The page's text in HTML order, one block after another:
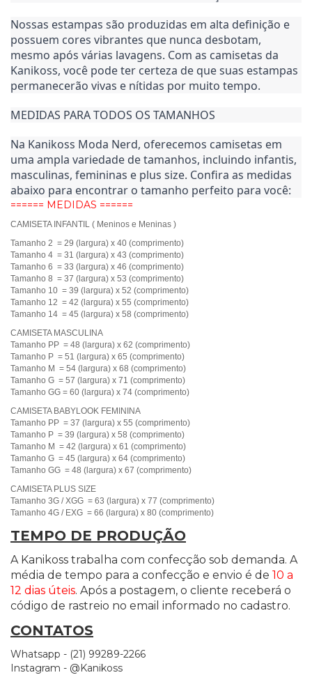
Nossas estampas são produzidas em alta definição e
possuem cores vibrantes que nunca desbotam,
mesmo após várias lavagens. Com as camisetas da
Kanikoss, você pode ter certeza de que suas estampas
permanecerão vivas e nítidas por muito tempo.
MEDIDAS PARA TODOS OS TAMANHOS
Na Kanikoss Moda Nerd, oferecemos camisetas em
uma ampla variedade de tamanhos, incluindo infantis,
masculinas, femininas e plus size. Confira as medidas
abaixo para encontrar o tamanho perfeito para você:
====== MEDIDAS ======
CAMISETA INFANTIL ( Meninos e Meninas )
Tamanho 2 = 29 (largura) x 40 (comprimento)
Tamanho 4 = 31 (largura) x 43 (comprimento)
Tamanho 6 = 33 (largura) x 46 (comprimento)
Tamanho 8 = 37 (largura) x 53 (comprimento)
Tamanho 10 = 39 (largura) x 52 (comprimento)
Tamanho 12 = 42 (largura) x 55 (comprimento)
Tamanho 14 = 45 (largura) x 58 (comprimento)
CAMISETA MASCULINA
Tamanho PP = 48 (largura) x 62 (comprimento)
Tamanho P = 51 (largura) x 65 (comprimento)
Tamanho M = 54 (largura) x 68 (comprimento)
Tamanho G = 57 (largura) x 71 (comprimento)
Tamanho GG = 60 (largura) x 74 (comprimento)
CAMISETA BABYLOOK FEMININA
Tamanho PP = 37 (largura) x 55 (comprimento)
Tamanho P = 39 (largura) x 58 (comprimento)
Tamanho M = 42 (largura) x 61 (comprimento)
Tamanho G = 45 (largura) x 64 (comprimento)
Tamanho GG = 48 (largura) x 67 (comprimento)
CAMISETA PLUS SIZE
Tamanho 3G / XGG = 63 (largura) x 77 (comprimento)
Tamanho 4G / EXG = 66 (largura) x 80 (comprimento)
TEMPO DE PRODUÇÃO
A Kanikoss trabalha com confecção sob demanda. A
média de tempo para a confecção e envio é de 10 a
12 dias úteis. Após a postagem, o cliente receberá o
código de rastreio no email informado no cadastro.
CONTATOS
Whatsapp - (21) 99289-2266
Instagram - @Kanikoss